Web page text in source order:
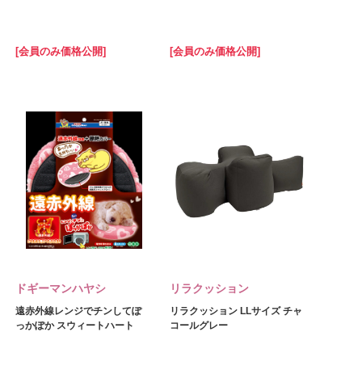
[会員のみ価格公開] [会員のみ価格公開]
ドギーマンハヤシ
遠赤外線レンジでチンしてぽ
っかぽか スウィートハート
リラクッション
リラクッション LLサイズ チャ
コールグレー